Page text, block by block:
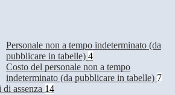
Personale non a tempo indeterminato (da
pubblicare in tabelle) 4
Costo del personale non a tempo
indeterminato (da pubblicare in tabelle) 7
di assenza 14